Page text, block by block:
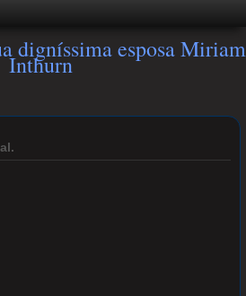
digníssima esposa Miriam
Inthurn